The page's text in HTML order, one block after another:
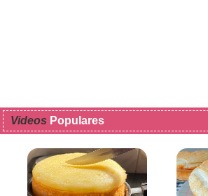
Videos Populares